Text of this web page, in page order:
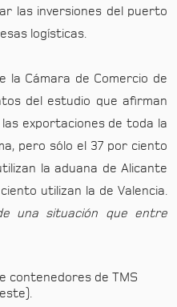
las inversiones del puerto
logísticas.
la Cámara de Comercio de
del estudio que afirman
exportaciones de toda la
pero sólo el 37 por ciento
la aduana de Alicante
utilizan la de Valencia.
una situación que entre